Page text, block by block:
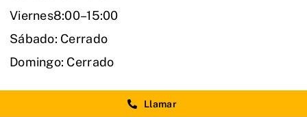
Viernes8:00–15:00
Sábado: Cerrado
Domingo: Cerrado
Llamar